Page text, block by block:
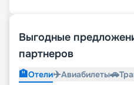
Выгодные
партнеров
🏨Отели✈️Авиабилеты🚗